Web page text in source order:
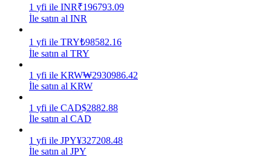
Yüksek getiri ve anında erişim
1 yfi ile INR₹196793.09
İle satın al INR
1 yfi ile TRY₺98582.16
İle satın al TRY
1 yfi ile KRW₩2930986.42
İle satın al KRW
1 yfi ile CAD$2882.88
İle satın al CAD
1 yfi ile JPY¥327208.48
İle satın al JPY